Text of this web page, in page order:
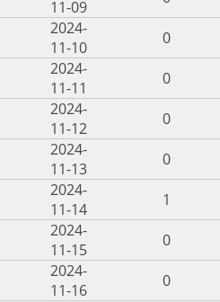
11-09
2024-
11-10
0
2024-
11-11
0
2024-
11-12
0
2024-
11-13
0
2024-
11-14
1
2024-
11-15
0
2024-
11-16
0